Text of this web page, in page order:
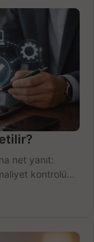
net yanıt:
kontrolü